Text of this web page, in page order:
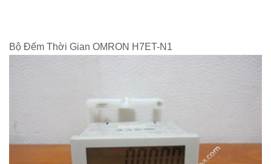
Bộ Đếm Thời Gian OMRON H7ET-N1